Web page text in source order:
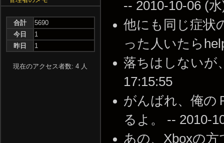
-- 2010-10-06 (
他にも同じ症状
った人いたら
落ちはしないが
17:15:55
がんばれ、俺の
るよ。 -- 2010-
あの、Xboxの
合計
5690
今日
1
昨日
1
現在のアクセス者数: 4 人